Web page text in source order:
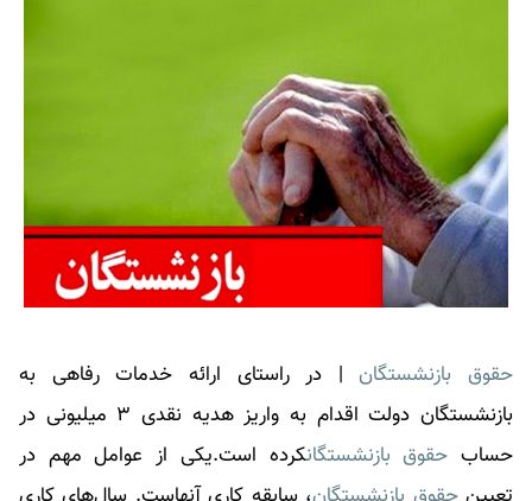
حقوق بازنشستگان| در راستای ارائه ‌خدمات رفاهی به
بازنشستگان دولت اقدام به واریز هدیه نقدی ۳ میلیونی در
حساب حقوق بازنشستگانکرده است.یکی از عوامل مهم در